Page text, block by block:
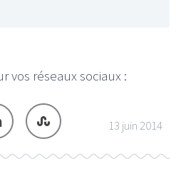
vos réseaux sociaux :
13 juin 2014